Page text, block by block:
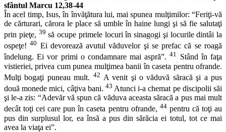
sfântul Marcu 12,38-44
În acel timp, Isus, în învăţătura lui, mai spunea mulţimilor: “Feriţi-vă
de cărturari, cărora le place să umble în haine lungi şi să fie salutaţi
prin pieţe, 39 să ocupe primele locuri în sinagogi şi locurile dintâi la
ospeţe!40 Ei devorează avutul văduvelor şi se prefac că se roagă
îndelung. Ei vor primi o condamnare mai aspră”.41 Stând în faţa
vistieriei, privea cum punea mulţimea banii în caseta pentru ofrande.
Mulţi bogaţi puneau mult. 42 A venit şi o văduvă săracă şi a pus
două monede mici, câţiva bani. 43 Atunci i-a chemat pe discipolii săi
şi le-a zis: “Adevăr vă spun că văduva aceasta săracă a pus mai mult
decât toţi cei care pun în caseta pentru ofrande, 44pentru că toţi au
pus din surplusul lor, ea însă a pus din sărăcia ei totul, tot ce mai
avea la viaţa ei”.